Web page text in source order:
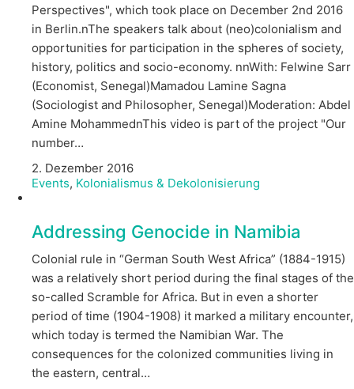
Perspectives", which took place on December 2nd 2016
in Berlin.nThe speakers talk about (neo)colonialism and
opportunities for participation in the spheres of society,
history, politics and socio-economy. nnWith: Felwine Sarr
(Economist, Senegal)Mamadou Lamine Sagna
(Sociologist and Philosopher, Senegal)Moderation: Abdel
Amine MohammednThis video is part of the project "Our
number…
2. Dezember 2016
Events, Kolonialismus & Dekolonisierung
Addressing Genocide in Namibia
Colonial rule in “German South West Africa” (1884-1915)
was a relatively short period during the final stages of the
so-called Scramble for Africa. But in even a shorter
period of time (1904-1908) it marked a military encounter,
which today is termed the Namibian War. The
consequences for the colonized communities living in
the eastern, central…